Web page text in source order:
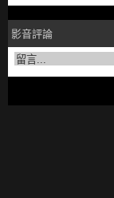
影音評論